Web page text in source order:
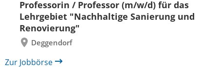
Professorin / Professor (m/w/d) für das
Lehrgebiet "Nachhaltige Sanierung und
Renovierung"
Deggendorf
zurück
Zur Jobbörse